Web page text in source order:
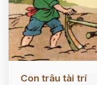
Con trâu tài trí